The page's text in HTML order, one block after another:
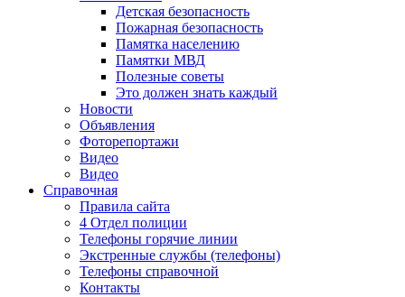
Детская безопасность
Пожарная безопасность
Памятка населению
Памятки МВД
Полезные советы
Это должен знать каждый
Новости
Объявления
Фоторепортажи
Видео
Видео
Справочная
Правила сайта
4 Отдел полиции
Телефоны горячие линии
Экстренные службы (телефоны)
Телефоны справочной
Контакты